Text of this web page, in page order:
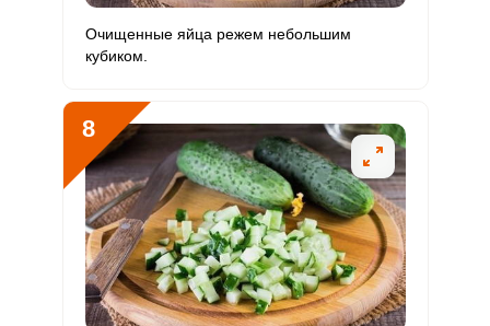
Очищенные яйца режем небольшим
кубиком.
8